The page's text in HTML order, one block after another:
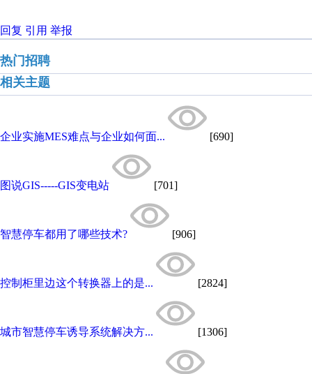
回复 引用 举报
热门招聘
相关主题
企业实施MES难点与企业如何面... [690]
图说GIS-----GIS变电站 [701]
智慧停车都用了哪些技术? [906]
控制柜里边这个转换器上的是... [2824]
城市智慧停车诱导系统解决方... [1306]